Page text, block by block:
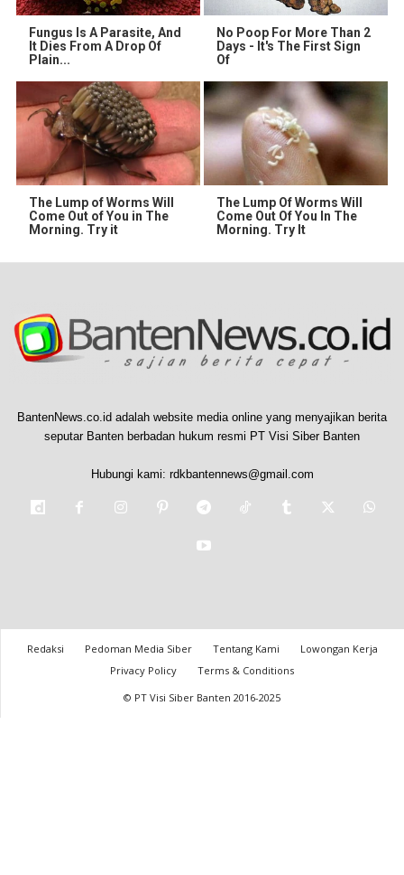
Fungus Is A Parasite, And
It Dies From A Drop Of
Plain...
No Poop For More Than 2
Days - It's The First Sign
Of
The Lump of Worms Will
Come Out of You in The
Morning. Try it
The Lump Of Worms Will
Come Out Of You In The
Morning. Try It
BantenNews.co.id adalah website media online yang menyajikan berita
seputar Banten berbadan hukum resmi PT Visi Siber Banten
Hubungi kami: rdkbantennews@gmail.com
Redaksi Pedoman Media Siber Tentang Kami
Lowongan Kerja
Privacy Policy
Terms & Conditions
© PT Visi Siber Banten 2016-2025